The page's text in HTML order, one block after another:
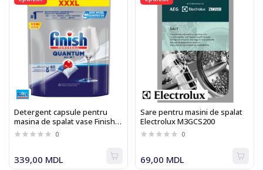
Detergent capsule pentru
masina de spalat vase Finish
Quantum All-in-1 60
0
339,00 MDL
Sare pentru masini de spalat
Electrolux M3GCS200
0
69,00 MDL